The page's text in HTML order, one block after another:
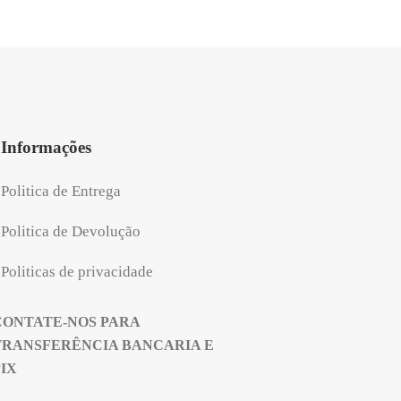
Informações
Politica de Entrega
Politica de Devolução
Politicas de privacidade
NOS PARA
BANCARIA E